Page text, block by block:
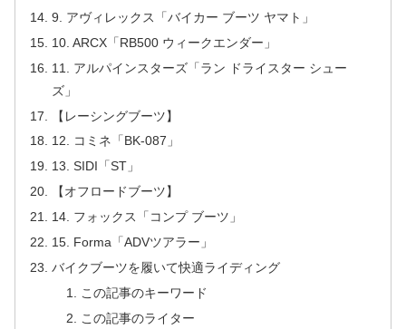
9. アヴィレックス「バイカー ブーツ ヤマト」
10. ARCX「RB500 ウィークエンダー」
11. アルパインスターズ「ラン ドライスター シュー
ズ」
【レーシングブーツ】
12. コミネ「BK-087」
13. SIDI「ST」
【オフロードブーツ】
14. フォックス「コンプ ブーツ」
15. Forma「ADVツアラー」
バイクブーツを履いて快適ライディング
この記事のキーワード
この記事のライター